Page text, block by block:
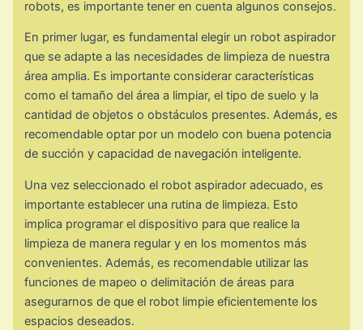
robots, es importante tener en cuenta algunos consejos.
En primer lugar, es fundamental elegir un robot aspirador
que se adapte a las necesidades de limpieza de nuestra
área amplia. Es importante considerar características
como el tamaño del área a limpiar, el tipo de suelo y la
cantidad de objetos o obstáculos presentes. Además, es
recomendable optar por un modelo con buena potencia
de succión y capacidad de navegación inteligente.
Una vez seleccionado el robot aspirador adecuado, es
importante establecer una rutina de limpieza. Esto
implica programar el dispositivo para que realice la
limpieza de manera regular y en los momentos más
convenientes. Además, es recomendable utilizar las
funciones de mapeo o delimitación de áreas para
asegurarnos de que el robot limpie eficientemente los
espacios deseados.